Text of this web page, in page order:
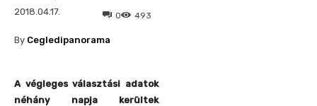
2018.04.17. 493
0
By Cegledipanorama
A végleges választási adatok
néhány napja kerültek